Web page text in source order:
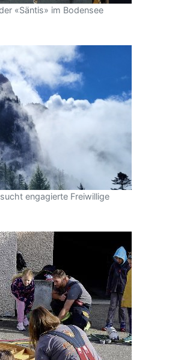
«Säntis» im Bodensee
engagierte Freiwillige